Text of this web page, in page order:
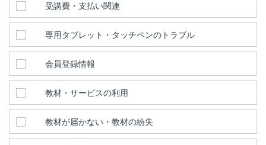
会員サイトはこちら
受講費・支払い関連
専用タブレット・タッチペンのトラブル
会員登録情報
教材・サービスの利用
教材が届かない・教材の紛失